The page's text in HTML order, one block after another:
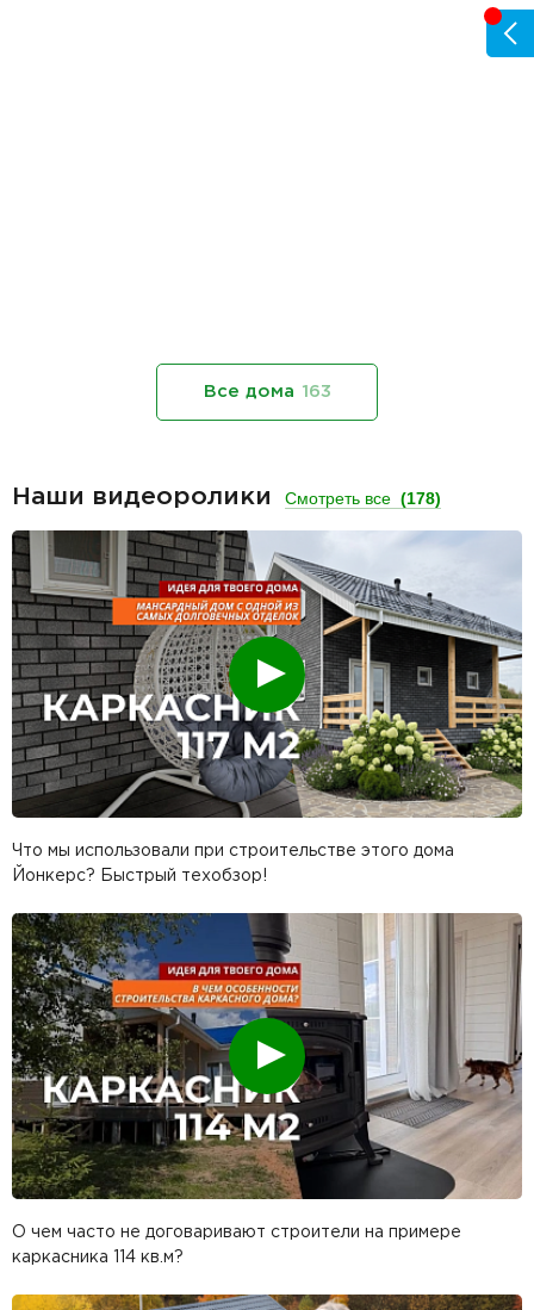
Все дома 163
Наши видеоролики Смотреть все (178)
Смотреть
Что мы использовали при строительстве этого дома
Йонкерс? Быстрый техобзор!
Смотреть
О чем часто не договаривают строители на примере
каркасника 114 кв.м?